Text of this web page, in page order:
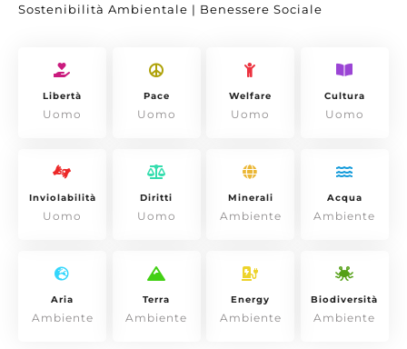
Sostenibilità Ambientale | Benessere Sociale
Libertà
Uomo
Pace
Uomo
Welfare
Uomo
Cultura
Uomo
Inviolabilità
Uomo
Diritti
Uomo
Minerali
Ambiente
Acqua
Ambiente
Aria
Ambiente
Terra
Ambiente
Energy
Ambiente
Biodiversità
Ambiente